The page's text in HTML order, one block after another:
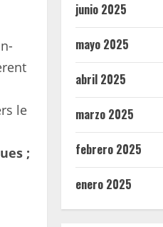
le
;
junio 2025
mayo 2025
abril 2025
marzo 2025
febrero 2025
enero 2025